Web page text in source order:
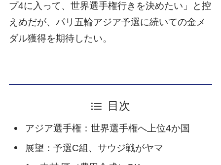
プ4に入って、世界選手権行きを決めたい」と控
えめだが、パリ五輪アジア予選に続いての金メ
ダル獲得を期待したい。
目次
アジア選手権：世界選手権へ上位4か国
展望：予選C組、サウジ戦がヤマ